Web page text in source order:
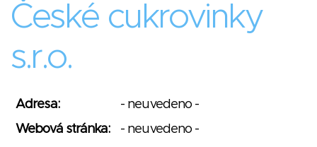
České cukrovinky
s.r.o.
Adresa:
- neuvedeno -
Webová stránka:
- neuvedeno -